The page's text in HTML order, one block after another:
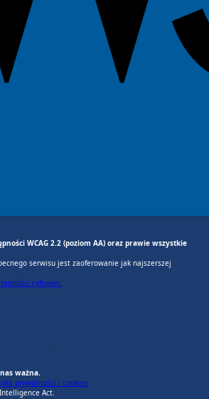
WCAG 2.2 (poziom AA) oraz prawie wszystkie
serwisu jest zaoferowanie jak najszerszej
cyfrowej.
ważna.
prywatności i cookies
Act.